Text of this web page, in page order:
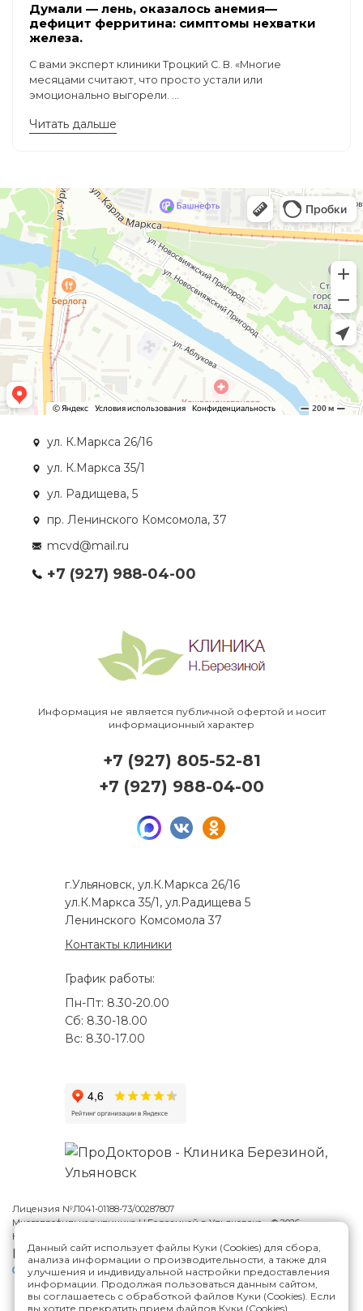
Думали — лень, оказалось анемия—
дефицит ферритина: симптомы нехватки
железа.
С вами эксперт клиники Троцкий С. В. «Многие
месяцами считают, что просто устали или
эмоционально выгорели. ...
Читать дальше
ул. К.Маркса 26/16
ул. К.Маркса 35/1
ул. Радищева, 5
пр. Ленинского Комсомола, 37
mcvd@mail.ru
+7 (927) 988-04-00
Информация не является публичной офертой и носит
информационный характер
г.Ульяновск, ул.К.Маркса 26/16
ул.К.Маркса 35/1, ул.Радищева 5
Ленинского Комсомола 37
Контакты клиники
График работы:
Пн-Пт: 8.30-20.00
Сб: 8.30-18.00
Вс: 8.30-17.00
+7 (927) 805-52-81
+7 (927) 988-04-00
Лицензия №Л041-01188-73/00287807
Многопрофильная клиника Н.Березиной в Ульяновске © 2026
Карта сайта
Версия сайта для слабовидящих
Политика конфиденциальности
Данный сайт использует файлы Куки (Cookies) для сбора,
анализа информации о производительности, а также для
улучшения и индивидуальной настройки предоставления
информации. Продолжая пользоваться данным сайтом,
вы соглашаетесь с обработкой файлов Куки (Cookies). Если
вы хотите прекратить прием файлов Куки (Cookies),